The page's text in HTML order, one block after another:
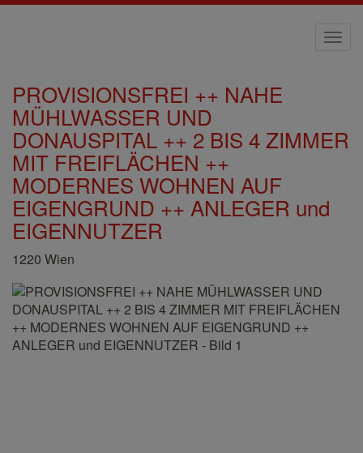
PROVISIONSFREI ++ NAHE
MÜHLWASSER UND
DONAUSPITAL ++ 2 BIS 4 ZIMMER
MIT FREIFLÄCHEN ++
MODERNES WOHNEN AUF
EIGENGRUND ++ ANLEGER und
EIGENNUTZER
1220 Wien